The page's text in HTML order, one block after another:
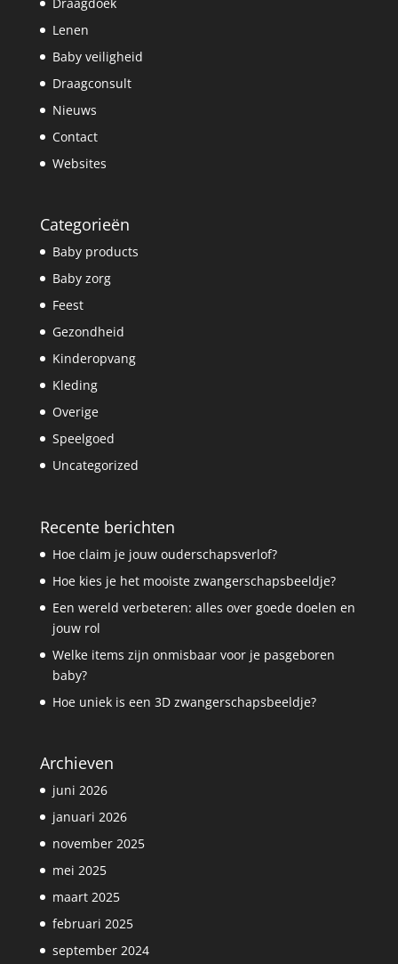
Lenen
Baby veiligheid
Draagconsult
Nieuws
Contact
Websites
Categorieën
Baby products
Baby zorg
Feest
Gezondheid
Kinderopvang
Kleding
Overige
Speelgoed
Uncategorized
Recente berichten
Hoe claim je jouw ouderschapsverlof?
Hoe kies je het mooiste zwangerschapsbeeldje?
Een wereld verbeteren: alles over goede doelen en
jouw rol
Welke items zijn onmisbaar voor je pasgeboren
baby?
Hoe uniek is een 3D zwangerschapsbeeldje?
Archieven
juni 2026
januari 2026
november 2025
mei 2025
maart 2025
februari 2025
september 2024